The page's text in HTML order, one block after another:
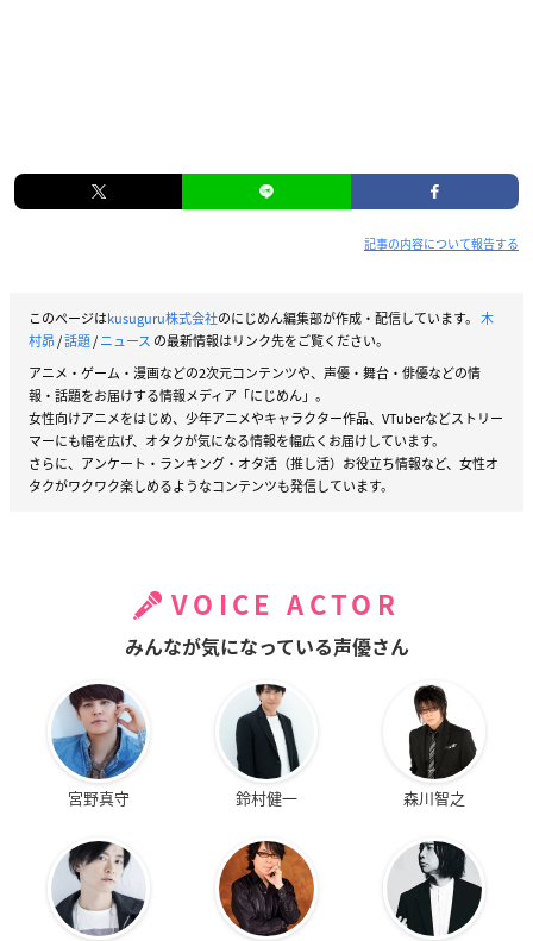
記事の内容について報告する
このページはkusuguru株式会社のにじめん編集部が作成・配信しています。 木
村昴/話題/ニュース の最新情報はリンク先をご覧ください。
アニメ・ゲーム・漫画などの2次元コンテンツや、声優・舞台・俳優などの情
報・話題をお届けする情報メディア「にじめん」。
女性向けアニメをはじめ、少年アニメやキャラクター作品、VTuberなどストリー
マーにも幅を広げ、オタクが気になる情報を幅広くお届けしています。
さらに、アンケート・ランキング・オタ活（推し活）お役立ち情報など、女性オ
タクがワクワク楽しめるようなコンテンツも発信しています。
VOICE ACTOR
みんなが気になっている声優さん
宮野真守 鈴村健一 森川智之